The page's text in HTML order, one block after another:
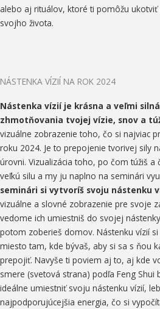
alebo aj rituálov, ktoré ti pomôžu
svojho života.
NÁSTENKA VÍZIÍ NA ROK 2024
Nástenka vízií je krásna a veľmi
zhmotňovania tvojej vízie, snov a
vizuálne zobrazenie toho, čo si najviac
roku 2024. Je to prepojenie tvorivej sily
úrovni. Vizualizácia toho, po čom túžiš a
veľkú silu a my ju naplno na seminári
seminári si vytvoríš svoju nástenku
vizuálne a slovné zobrazenie pre svoje
vedome ich umiestniš do svojej
potom zoberieš domov. Nástenku vízií
miesto tam, kde bývaš, aby si sa s ňou
prepojiť. Navyše ti poviem aj to, aj kde
smere (svetová strana) podľa Feng
ideálne umiestniť svoju nástenku vízií,
najpodporujúcejšia energia, čo si